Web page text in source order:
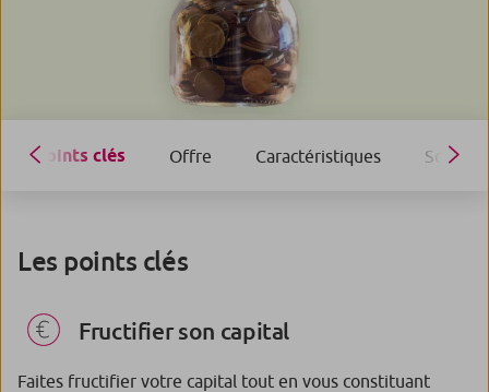
Points clés Offre Caractéristiques
Les points clés
Fructifier son capital
Faites fructifier votre capital tout en vous constituant